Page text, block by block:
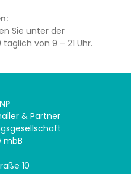
Sie unter der
von 9 – 21 Uhr.
& Partner
mbB
10